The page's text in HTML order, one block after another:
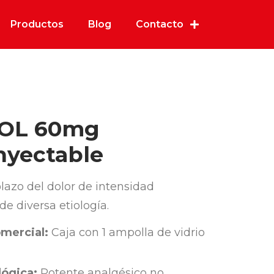
Productos Blog Contacto
60mg
del dolor de intensidad
diversa etiología.
Caja con 1 ampolla de vidrio